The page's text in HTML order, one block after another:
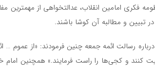
فکری امامین انقلاب، عدالتخواهی از مهمترین
تبیین و مطالبه آن کوشا باشند.
رسالت ائمه جمعه چنین فرمودند: «از عموم
کنند و کجی‌ها را راست فرمایند.» همچنین امام